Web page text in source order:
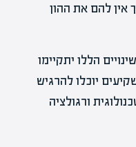
אין להם את ההון
הללו יתקיימו
יוכלו להרגיש
ורגולציה